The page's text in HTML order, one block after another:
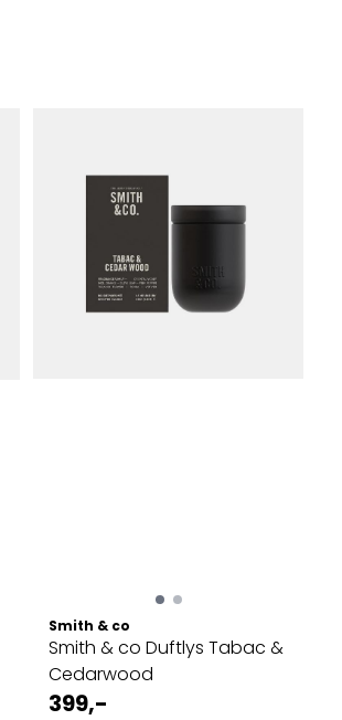
Smith & co
Smith & co Duftlys Tabac &
Cedarwood
399,-